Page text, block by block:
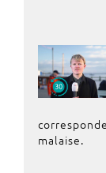
malaise.